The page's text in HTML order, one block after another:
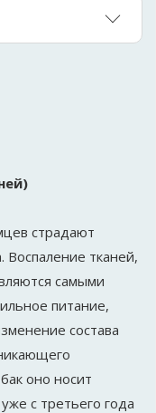
страдают
Воспаление тканей,
самыми
питание,
состава
оно носит
с третьего года